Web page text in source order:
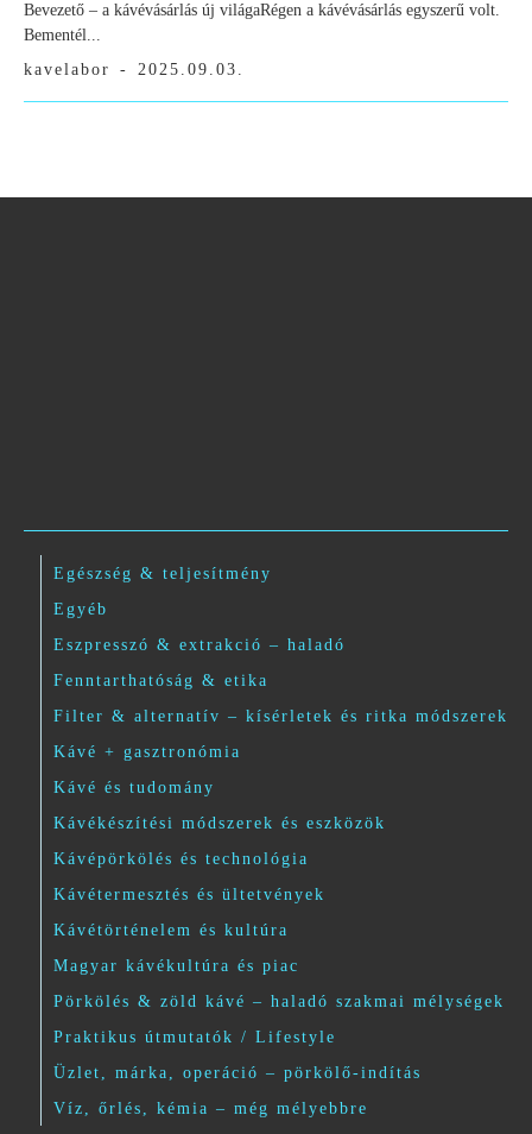
Bevezető – a kávévásárlás új világaRégen a kávévásárlás egyszerű volt.
Bementél...
kavelabor
- 2025.09.03.
Egészség & teljesítmény
Egyéb
Eszpresszó & extrakció – haladó
Fenntarthatóság & etika
Filter & alternatív – kísérletek és ritka módszerek
Kávé + gasztronómia
Kávé és tudomány
Kávékészítési módszerek és eszközök
Kávépörkölés és technológia
Kávétermesztés és ültetvények
Kávétörténelem és kultúra
Magyar kávékultúra és piac
Pörkölés & zöld kávé – haladó szakmai mélységek
Praktikus útmutatók / Lifestyle
Üzlet, márka, operáció – pörkölő-indítás
Víz, őrlés, kémia – még mélyebbre